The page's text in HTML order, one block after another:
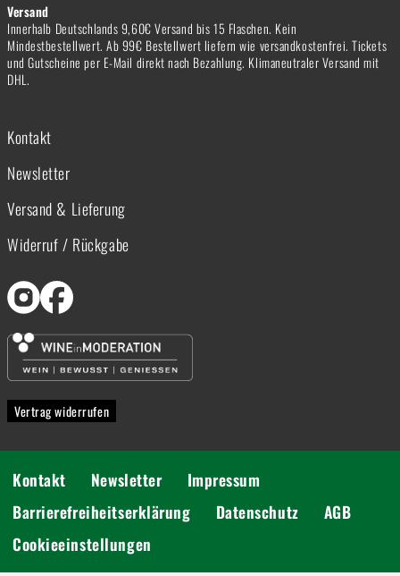
Versand
Innerhalb Deutschlands 9,60€ Versand bis 15 Flaschen. Kein
Mindestbestellwert. Ab 99€ Bestellwert liefern wie versandkostenfrei. Tickets
und Gutscheine per E-Mail direkt nach Bezahlung. Klimaneutraler Versand mit
DHL.
Kontakt
Newsletter
Versand & Lieferung
Widerruf / Rückgabe
Vertrag widerrufen
Kontakt Newsletter
Impressum
Barrierefreiheitserklärung
Datenschutz
AGB
Cookieeinstellungen